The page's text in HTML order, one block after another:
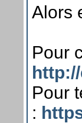
Alors
Pour
Pour
: